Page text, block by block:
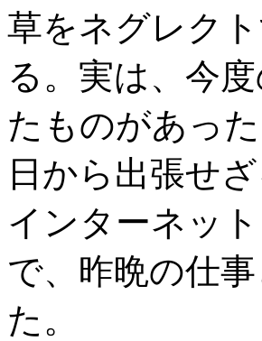
草をネグレク
る。実は、今
たものがあっ
日から出張せ
インターネッ
で、昨晩の仕
た。